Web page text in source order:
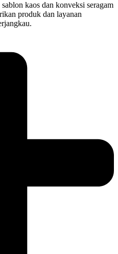
kaos dan konveksi seragam
produk dan layanan